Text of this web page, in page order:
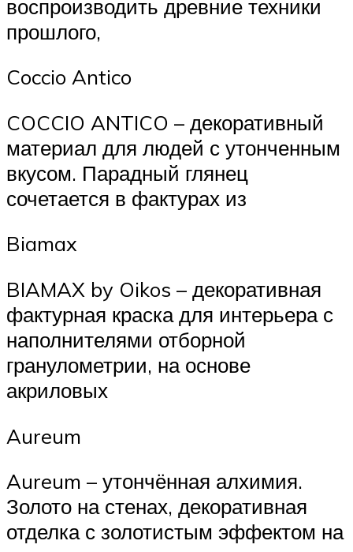
воспроизводить древние техники
прошлого,
Coccio Antico
COCCIO ANTICO – декоративный
материал для людей с утонченным
вкусом. Парадный глянец
сочетается в фактурах из
Biamax
BIAMAX by Oikos – декоративная
фактурная краска для интерьера с
наполнителями отборной
гранулометрии, на основе
акриловых
Aureum
Aureum – утончённая алхимия.
Золото на стенах, декоративная
отделка с золотистым эффектом на